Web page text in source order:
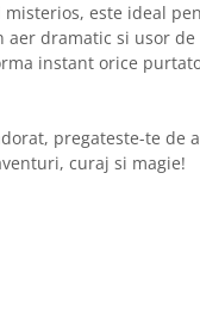
este ideal
aer dramatic si usor de
instant orice
pregateste-te de
curaj si magie!